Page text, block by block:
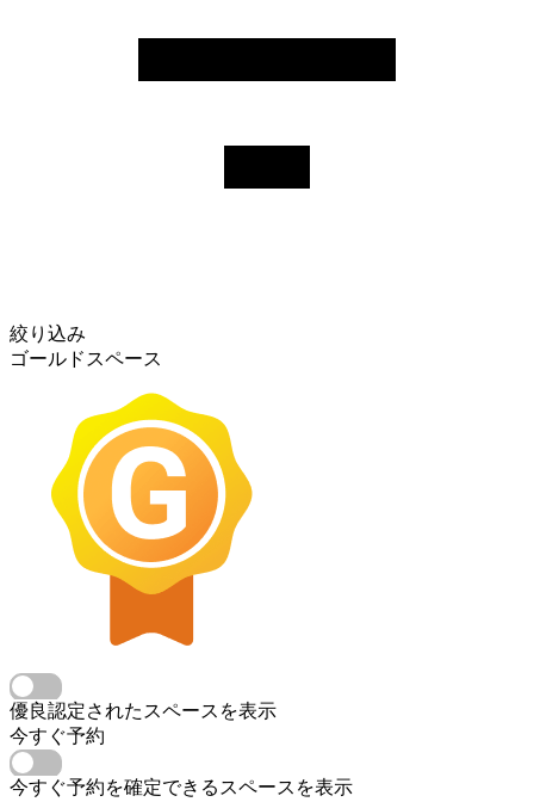
絞り込み
ゴールドスペース
優良認定されたスペースを表示
今すぐ予約
今すぐ予約を確定できるスペースを表示